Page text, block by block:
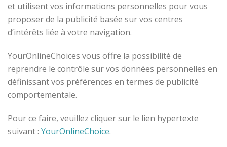
et utilisent vos informations personnelles pour vous
proposer de la publicité basée sur vos centres
d’intérêts liée à votre navigation.
YourOnlineChoices vous offre la possibilité de
reprendre le contrôle sur vos données personnelles en
définissant vos préférences en termes de publicité
comportementale.
Pour ce faire, veuillez cliquer sur le lien hypertexte
suivant : YourOnlineChoice.